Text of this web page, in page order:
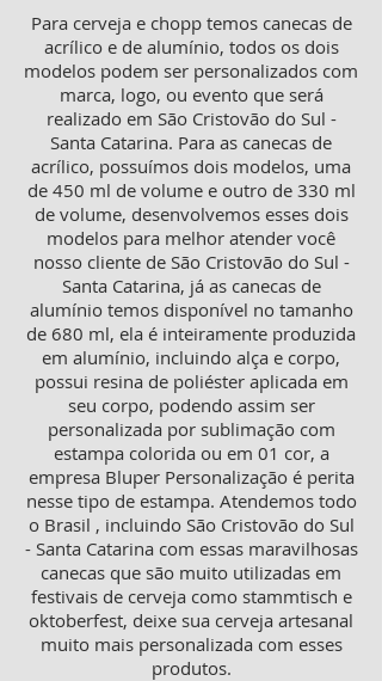
Para cerveja e chopp temos canecas de
acrílico e de alumínio, todos os dois
modelos podem ser personalizados com
marca, logo, ou evento que será
realizado em São Cristovão do Sul -
Santa Catarina. Para as canecas de
acrílico, possuímos dois modelos, uma
de 450 ml de volume e outro de 330 ml
de volume, desenvolvemos esses dois
modelos para melhor atender você
nosso cliente de São Cristovão do Sul -
Santa Catarina, já as canecas de
alumínio temos disponível no tamanho
de 680 ml, ela é inteiramente produzida
em alumínio, incluindo alça e corpo,
possui resina de poliéster aplicada em
seu corpo, podendo assim ser
personalizada por sublimação com
estampa colorida ou em 01 cor, a
empresa Bluper Personalização é perita
nesse tipo de estampa. Atendemos todo
o Brasil , incluindo São Cristovão do Sul
- Santa Catarina com essas maravilhosas
canecas que são muito utilizadas em
festivais de cerveja como stammtisch e
oktoberfest, deixe sua cerveja artesanal
muito mais personalizada com esses
produtos.